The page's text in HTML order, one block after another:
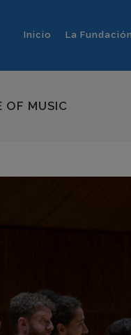
Inicio La Fundación
OF MUSIC